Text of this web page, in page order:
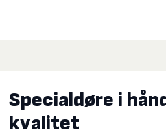
Specialdøre i
kvalitet